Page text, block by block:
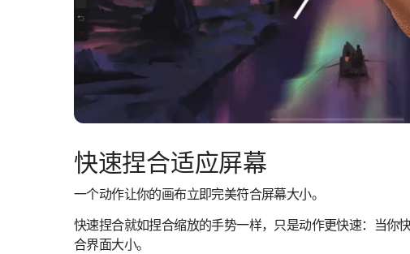
快速捏合适应屏幕
一个动作让你的画布立即完美符合屏幕大小。
快速捏合就如捏合缩放的手势一样，只是动作更快速：当你
合界面大小。